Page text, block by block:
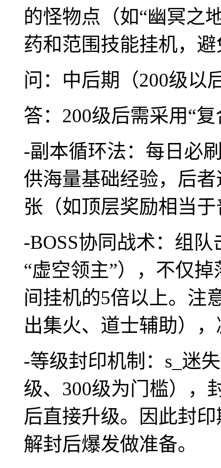
的怪物点（如“幽冥之
药和范围技能挂机，
问：中后期（200级以
答：200级后需采用“
-副本循环法：每日必
供海量基础经验，后
张（如顶层奖励相当
-BOSS协同战术：组队
“虚空领主”），不仅
间挂机的5倍以上。注
出集火、道士辅助）
-等级封印机制：s_迷
级、300级为门槛），
后直接升级。因此封
解封后爆发做准备。